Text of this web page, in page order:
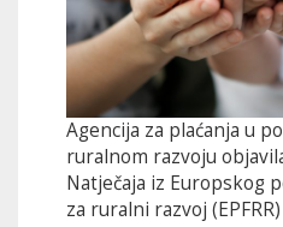
Agencija za plaćanja u
ruralnom razvoju
Natječaja iz Europskog
za ruralni razvoj